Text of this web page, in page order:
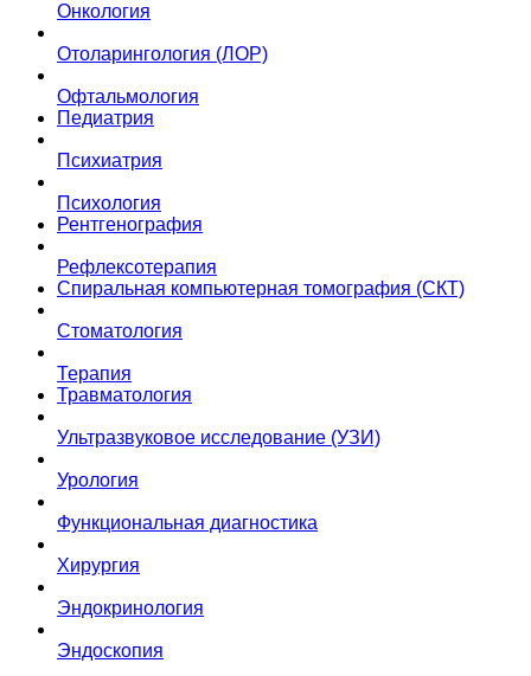
Онкология
Отоларингология (ЛОР)
Офтальмология
Педиатрия
Психиатрия
Психология
Рентгенография
Рефлексотерапия
Спиральная компьютерная томография (СКТ)
Стоматология
Терапия
Травматология
Ультразвуковое исследование (УЗИ)
Урология
Функциональная диагностика
Хирургия
Эндокринология
Эндоскопия